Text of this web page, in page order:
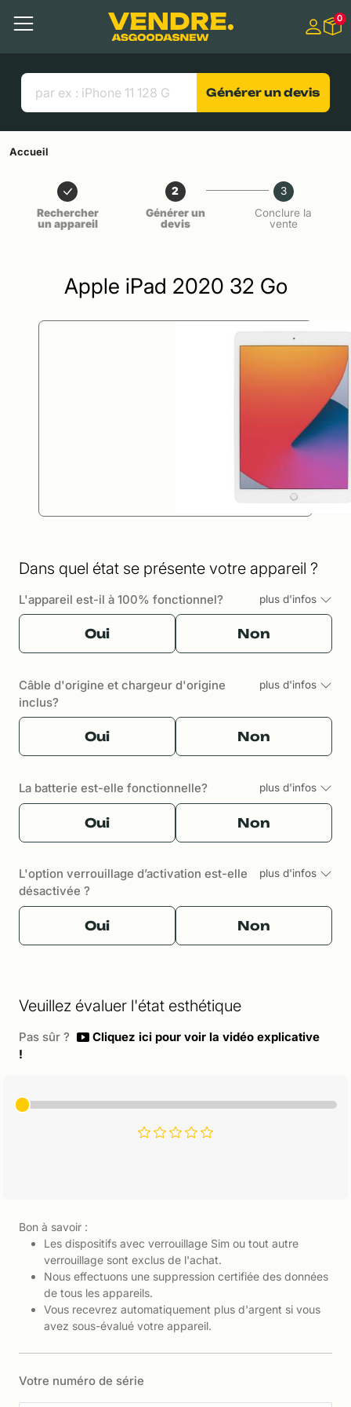
Contenu principal
Menu
Liens utiles
0
Générer un devis
Accueil
Rechercher
un appareil
2
Générer un
devis
3
Conclure la
vente
Apple iPad 2020 32 Go
Dans quel état se présente votre appareil ?
L'appareil est-il à 100% fonctionnel? plus d'infos
Oui Non
Câble d'origine et chargeur d'origine
inclus?
plus d'infos
Oui Non
La batterie est-elle fonctionnelle? plus d'infos
Oui Non
L'option verrouillage d’activation est-elle
désactivée ?
plus d'infos
Oui Non
Veuillez évaluer l'état esthétique
Pas sûr ?
Cliquez ici pour voir la vidéo explicative
!
Bon à savoir :
Les dispositifs avec verrouillage Sim ou tout autre
verrouillage sont exclus de l'achat.
Nous effectuons une suppression certifiée des données
de tous les appareils.
Vous recevrez automatiquement plus d'argent si vous
avez sous-évalué votre appareil.
Votre numéro de série